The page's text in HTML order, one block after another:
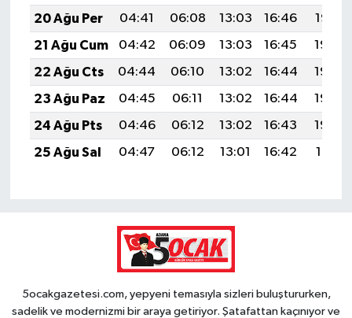
20 Ağu Per 04:41 06:08 13:03 16:46
19:47
21 Ağu Cum
04:42 06:09 13:03 16:45
19:46
22 Ağu Cts
04:44 06:10 13:02 16:44
19:45
23 Ağu Paz
04:45 06:11 13:02 16:44
19:43
24 Ağu Pts
04:46 06:12 13:02 16:43
19:42
25 Ağu Sal
04:47 06:12 13:01 16:42 19:41
5ocakgazetesi.com, yepyeni temasıyla sizleri buluştururken,
sadelik ve modernizmi bir araya getiriyor. Şatafattan kaçınıyor ve